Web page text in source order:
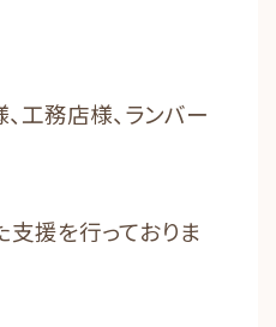
工務店様、ランバー
援を行っておりま